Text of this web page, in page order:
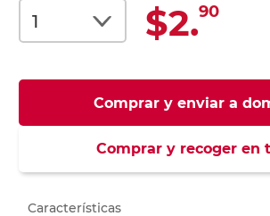
$2.90
Comprar y enviar a
Comprar y recoger en
Características